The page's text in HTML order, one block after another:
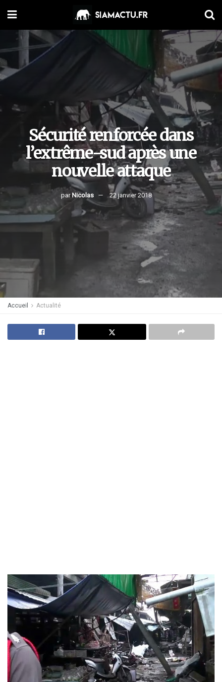
Sécurité renforcée dans
l’extrême-sud après une
nouvelle attaque
par Nicolas 22 janvier 2018
Accueil Actualité